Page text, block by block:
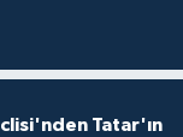
Tatar'ın